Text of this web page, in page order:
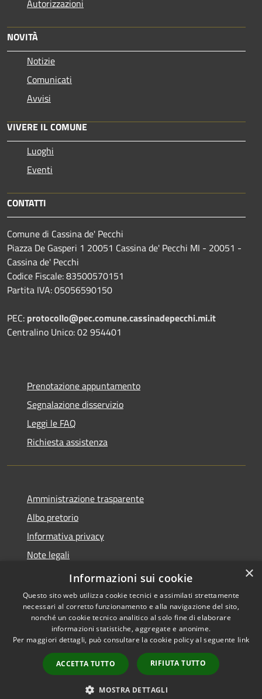
Autorizzazioni
NOVITÀ
Notizie
Comunicati
Avvisi
VIVERE IL COMUNE
Luoghi
Eventi
CONTATTI
Comune di Cassina de' Pecchi
Piazza De Gasperi 1 20051 Cassina de' Pecchi MI - 20051 -
Cassina de' Pecchi
Codice Fiscale: 83500570151
Partita IVA: 05056590150
PEC: protocollo@pec.comune.cassinadepecchi.mi.it
Centralino Unico: 02 954401
Prenotazione appuntamento
Segnalazione disservizio
Leggi le FAQ
Richiesta assistenza
Amministrazione trasparente
Albo pretorio
Informativa privacy
Note legali
Dichiarazione di accessibilità
Accessibilità
Copyright © 2026 • Comune di
Cassina de' Pecchi • Powered
byMunicipium
Accesso
redazione
×
Informazioni sui cookie
Questo sito web utilizza cookie tecnici e assimilati strettamente
necessari al corretto funzionamento e alla navigazione del sito,
nonché un cookie tecnico analitico al solo fine di elaborare
informazioni statistiche, aggregate e anonime.
Per maggiori dettagli, può consultare la cookie policy al seguente link
ACCETTA TUTTO RIFIUTA TUTTO
MOSTRA DETTAGLI